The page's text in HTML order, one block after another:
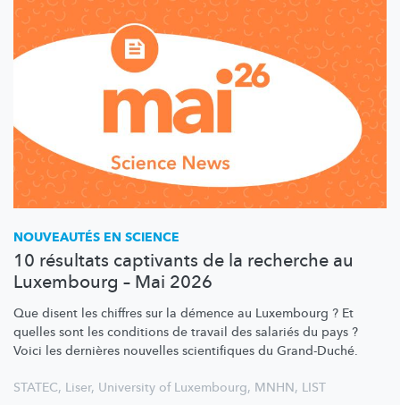
NOUVEAUTÉS EN SCIENCE
10 résultats captivants de la recherche au
Luxembourg – Mai 2026
Que disent les chiffres sur la démence au Luxembourg ? Et
quelles sont les conditions de travail des salariés du pays ?
Voici les dernières nouvelles scientifiques du Grand-Duché.
STATEC, Liser, University of Luxembourg, MNHN, LIST